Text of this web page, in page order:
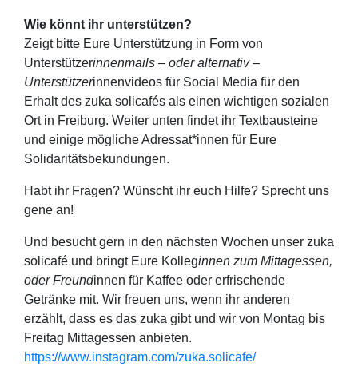
Wie könnt ihr unterstützen?
Zeigt bitte Eure Unterstützung in Form von
Unterstützerinnenmails – oder alternativ –
Unterstützerinnenvideos für Social Media für den
Erhalt des zuka solicafés als einen wichtigen sozialen
Ort in Freiburg. Weiter unten findet ihr Textbausteine
und einige mögliche Adressat*innen für Eure
Solidaritätsbekundungen.
Habt ihr Fragen? Wünscht ihr euch Hilfe? Sprecht uns
gene an!
Und besucht gern in den nächsten Wochen unser zuka
solicafé und bringt Eure Kolleginnen zum Mittagessen,
oder Freundinnen für Kaffee oder erfrischende
Getränke mit. Wir freuen uns, wenn ihr anderen
erzählt, dass es das zuka gibt und wir von Montag bis
Freitag Mittagessen anbieten.
https://www.instagram.com/zuka.solicafe/